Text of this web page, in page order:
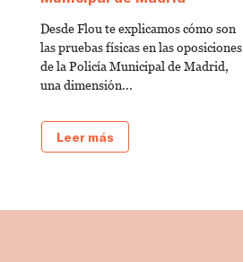
Desde Flou te explicamos cómo son
las pruebas físicas en las oposiciones
de la Policía Municipal de Madrid,
una dimensión...
Leer más